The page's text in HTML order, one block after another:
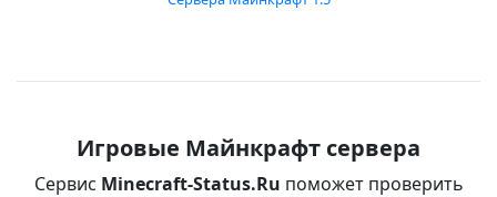
Игровые Майнкрафт сервера
Сервис Minecraft-Status.Ru поможет проверить